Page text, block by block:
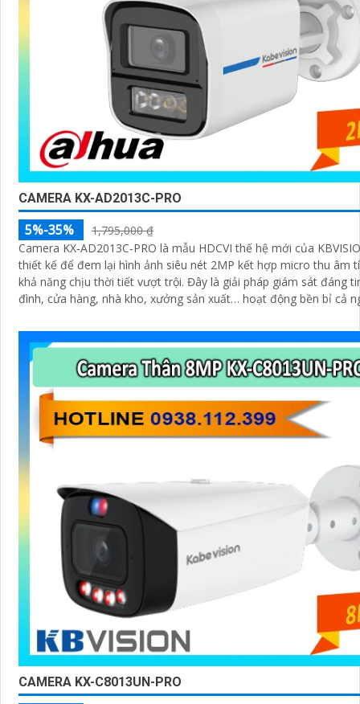
CAMERA KX-AD2013C-PRO
5%-35%
1,795,000 ₫
Camera KX‑AD2013C‑PRO là mẫu HDCVI thế hệ mới của
thiết kế để đem lại hình ảnh siêu nét 2MP kết hợp micro thu âm
khả năng chịu thời tiết vượt trội. Đây là giải pháp giám sát đáng tin cậy cho gia
đình, cửa hàng, nhà kho, xưởng sản xuất… hoạt động bền bỉ cả
CAMERA KX-C8013UN-PRO